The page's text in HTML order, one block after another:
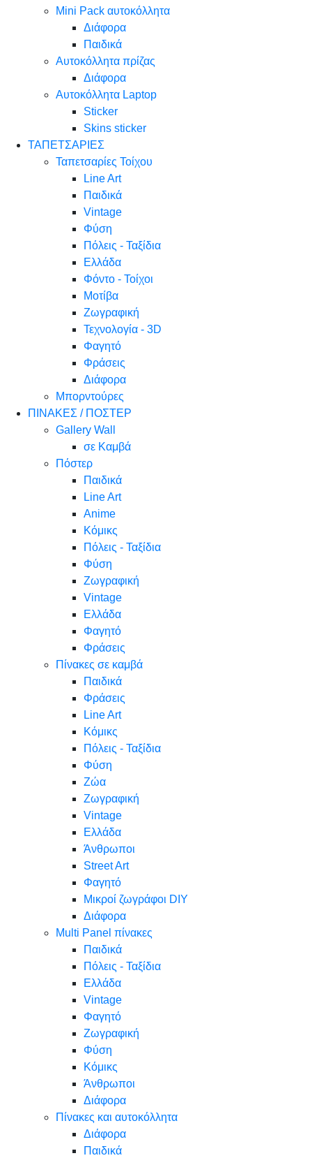
Mini Pack αυτοκόλλητα
Διάφορα
Παιδικά
Αυτοκόλλητα πρίζας
Διάφορα
Αυτοκόλλητα Laptop
Sticker
Skins sticker
ΤΑΠΕΤΣΑΡΙΕΣ
Ταπετσαρίες Τοίχου
Line Art
Παιδικά
Vintage
Φύση
Πόλεις - Ταξίδια
Ελλάδα
Φόντο - Τοίχοι
Μοτίβα
Ζωγραφική
Τεχνολογία - 3D
Φαγητό
Φράσεις
Διάφορα
Μπορντούρες
ΠΙΝΑΚΕΣ / ΠΟΣΤΕΡ
Gallery Wall
σε Καμβά
Πόστερ
Παιδικά
Line Art
Anime
Κόμικς
Πόλεις - Ταξίδια
Φύση
Ζωγραφική
Vintage
Ελλάδα
Φαγητό
Φράσεις
Πίνακες σε καμβά
Παιδικά
Φράσεις
Line Art
Κόμικς
Πόλεις - Ταξίδια
Φύση
Ζώα
Ζωγραφική
Vintage
Ελλάδα
Άνθρωποι
Street Art
Φαγητό
Μικροί ζωγράφοι DIY
Διάφορα
Multi Panel πίνακες
Παιδικά
Πόλεις - Ταξίδια
Ελλάδα
Vintage
Φαγητό
Ζωγραφική
Φύση
Κόμικς
Άνθρωποι
Διάφορα
Πίνακες και αυτοκόλλητα
Διάφορα
Παιδικά